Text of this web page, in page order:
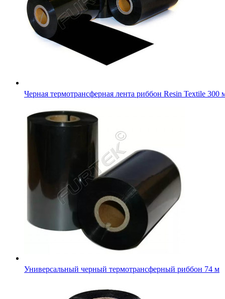
Черная термотрансферная лента риббон Resin Textile 300
Универсальный черный термотрансферный риббон 74 м